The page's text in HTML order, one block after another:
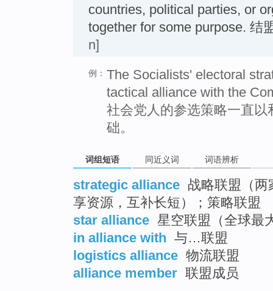
countries, political parties, or
together for some purpose. 结
n]
例： The Socialists' electoral
tactical alliance with the
社会党人的参选策略一直
础。
词组短语 同近义词 词语辨析
strategic alliance 战略联盟（两
享资源，互补长短）；策略联盟
star alliance 星空联盟（全球最
in alliance with 与…联盟
logistics alliance 物流联盟
alliance member 联盟成员